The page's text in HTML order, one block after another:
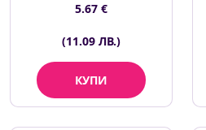
5.67 €
(11.09 ЛВ.)
КУПИ